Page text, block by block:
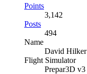
Points
3,142
Posts
494
Name
David Hilker
Flight Simulator
Prepar3D v3